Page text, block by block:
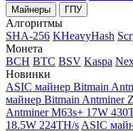
Майнеры ГПУ
Алгоритмы
SHA-256 KHeavyHash
Монета
BCH BTC BSV Kaspa
Новинки
ASIC майнер Bitmain
майнер Bitmain Antminer
Antminer M63s+ 17W
18.5W 224TH/s ASIC